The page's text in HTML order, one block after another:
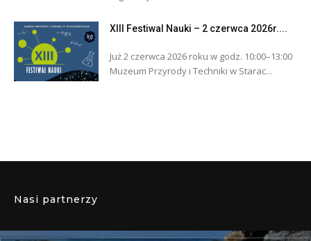
XIII Festiwal Nauki – 2 czerwca 2026r....
Już 2 czerwca 2026 roku w godz. 10:00–13:00
Muzeum Przyrody i Techniki w Starac...
Nasi partnerzy